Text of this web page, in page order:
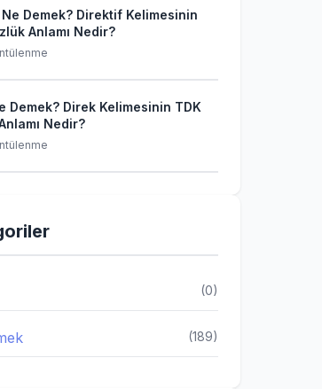
Demek? Direktif Kelimesinin
Anlamı Nedir?
Demek? Direk Kelimesinin TDK
Nedir?
(0)
(189)